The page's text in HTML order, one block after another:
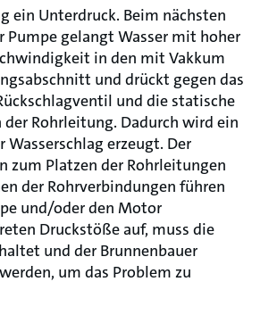
ein Unterdruck. Beim nächsten
Pumpe gelangt Wasser mit hoher
in den mit Vakkum
und drückt gegen das
und die statische
der Rohrleitung. Dadurch wird ein
Wasserschlag erzeugt. Der
zum Platzen der Rohrleitungen
der Rohrverbindungen führen
und/oder den Motor
Druckstöße auf, muss die
und der Brunnenbauer
um das Problem zu